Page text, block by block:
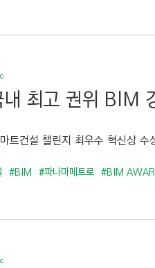
최고 권위 BIM
트건설 챌린지 최우수 혁신상
#BIM #파나마메트로 #BIM